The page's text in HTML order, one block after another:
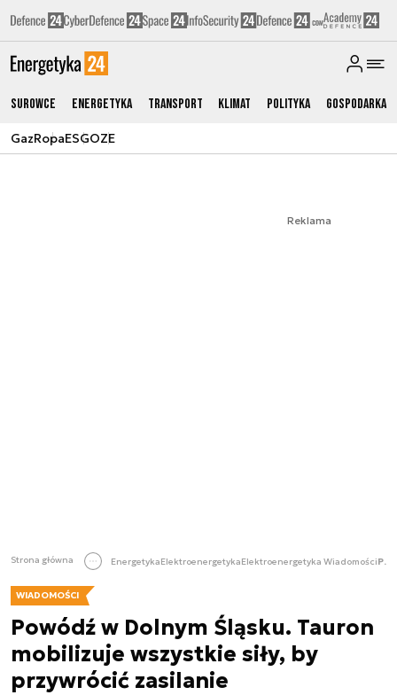
Surowce Energetyka Transport Klimat Polityka Gospodarka
GazRopaESGOZE
Reklama
Strona główna EnergetykaElektroenergetykaElektroenergetyka Wiadomości
WIADOMOŚCI
Powódź w Dolnym Śląsku. Tauron
mobilizuje wszystkie siły, by
przywrócić zasilanie